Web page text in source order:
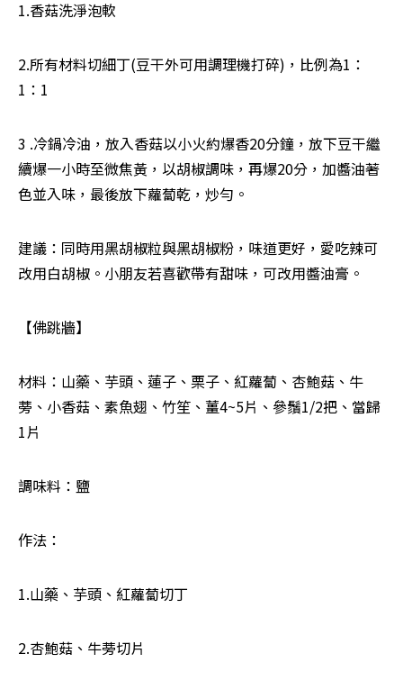
1.香菇洗淨泡軟
2.所有材料切細丁(豆干外可用調理機打碎)，比例為1：
1：1
3 .冷鍋冷油，放入香菇以小火約爆香20分鐘，放下豆干繼
續爆一小時至微焦黃，以胡椒調味，再爆20分，加醬油著
色並入味，最後放下蘿蔔乾，炒勻。
建議：同時用黑胡椒粒與黑胡椒粉，味道更好，愛吃辣可
改用白胡椒。小朋友若喜歡帶有甜味，可改用醬油膏。
【佛跳牆】
材料：山藥、芋頭、蓮子、栗子、紅蘿蔔、杏鮑菇、牛
蒡、小香菇、素魚翅、竹笙、薑4~5片、參鬚1/2把、當歸
1片
調味料：鹽
作法：
1.山藥、芋頭、紅蘿蔔切丁
2.杏鮑菇、牛蒡切片